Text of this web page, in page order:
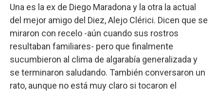
Una es la ex de Diego Maradona y la otra la actual
del mejor amigo del Diez, Alejo Clérici. Dicen que se
miraron con recelo -aún cuando sus rostros
resultaban familiares- pero que finalmente
sucumbieron al clima de algarabía generalizada y
se terminaron saludando. También conversaron un
rato, aunque no está muy claro si tocaron el